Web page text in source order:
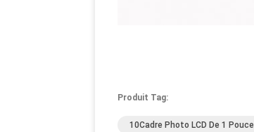
Produit Tag:
10Cadre Photo LCD De 1 Pouce